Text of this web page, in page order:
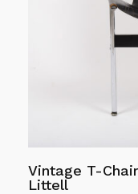
Vintage T-
Littell